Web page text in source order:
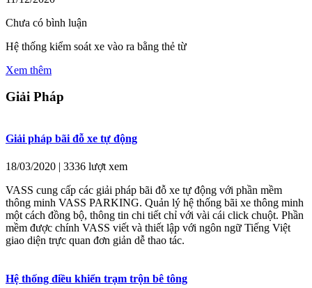
Chưa có bình luận
Hệ thống kiểm soát xe vào ra bằng thẻ từ
Xem thêm
Giải Pháp
Giải pháp bãi đỗ xe tự động
18/03/2020 | 3336 lượt xem
VASS cung cấp các giải pháp bãi đỗ xe tự động với phần mềm
thông minh VASS PARKING. Quản lý hệ thống bãi xe thông minh
một cách đồng bộ, thông tin chi tiết chỉ với vài cái click chuột. Phần
mềm được chính VASS viết và thiết lập với ngôn ngữ Tiếng Việt
giao diện trực quan đơn giản dễ thao tác.
Hệ thống điều khiển trạm trộn bê tông